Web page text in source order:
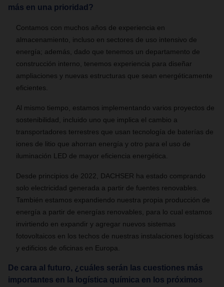
más en una prioridad?
Contamos con muchos años de experiencia en
almacenamiento, incluso en sectores de uso intensivo de
energía; además, dado que tenemos un departamento de
construcción interno, tenemos experiencia para diseñar
ampliaciones y nuevas estructuras que sean energéticamente
eficientes.
Al mismo tiempo, estamos implementando varios proyectos de
sostenibilidad, incluido uno que implica el cambio a
transportadores terrestres que usan tecnología de baterías de
iones de litio que ahorran energía y otro para el uso de
iluminación LED de mayor eficiencia energética.
Desde principios de 2022, DACHSER ha estado comprando
solo electricidad generada a partir de fuentes renovables.
También estamos expandiendo nuestra propia producción de
energía a partir de energías renovables, para lo cual estamos
invirtiendo en expandir y agregar nuevos sistemas
fotovoltaicos en los techos de nuestras instalaciones logísticas
y edificios de oficinas en Europa.
De cara al futuro, ¿cuáles serán las cuestiones más
importantes en la logística química en los próximos